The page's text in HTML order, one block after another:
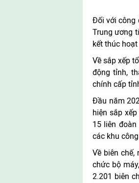
Đối với công
Trung ương
kết thúc
Về sắp xếp
động tỉnh,
chính cấp
Đầu năm
hiện sắp
15 liên
các khu
Về biên
chức bộ
2.201 biên